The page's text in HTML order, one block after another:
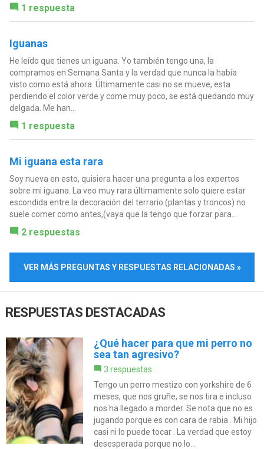
1 respuesta
Iguanas
He leído que tienes un iguana. Yo también tengo una, la
compramos en Semana Santa y la verdad que nunca la había
visto como está ahora. Últimamente casi no se mueve, esta
perdiendo el color verde y come muy poco, se está quedando muy
delgada. Me han...
1 respuesta
Mi iguana esta rara
Soy nueva en esto, quisiera hacer una pregunta a los expertos
sobre mi iguana. La veo muy rara últimamente solo quiere estar
escondida entre la decoración del terrario (plantas y troncos) no
suele comer como antes,(vaya que la tengo que forzar para...
2 respuestas
VER MÁS PREGUNTAS Y RESPUESTAS RELACIONADAS »
RESPUESTAS DESTACADAS
¿Qué hacer para que mi perro no
sea tan agresivo?
3 respuestas
Tengo un perro mestizo con yorkshire de 6
meses, que nos gruñe, se nos tira e incluso
nos ha llegado a morder. Se nota que no es
jugando porque es con cara de rabia . Mi hijo
casi ni lo puede tocar . La verdad que estoy
desesperada porque no lo...